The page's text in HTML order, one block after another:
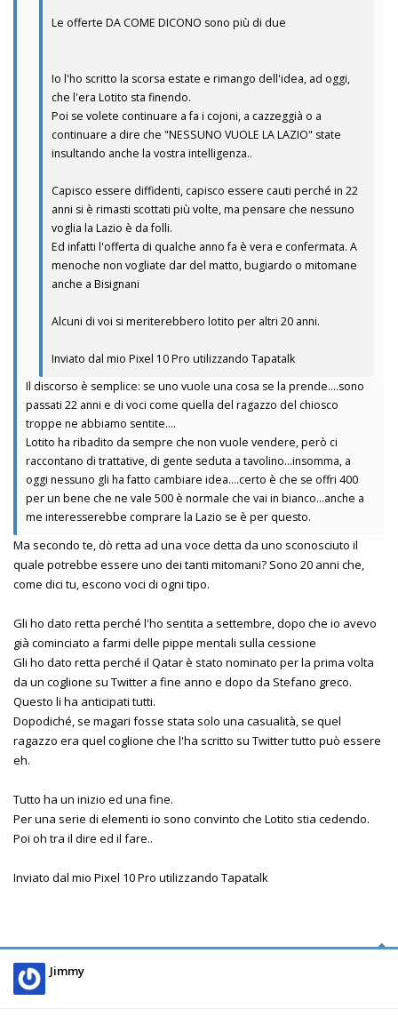
Le offerte DA COME DICONO sono più di due
Io l'ho scritto la scorsa estate e rimango dell'idea, ad oggi,
che l'era Lotito sta finendo.
Poi se volete continuare a fa i cojoni, a cazzeggià o a
continuare a dire che "NESSUNO VUOLE LA LAZIO" state
insultando anche la vostra intelligenza..
Capisco essere diffidenti, capisco essere cauti perché in 22
anni si è rimasti scottati più volte, ma pensare che nessuno
voglia la Lazio è da folli.
Ed infatti l'offerta di qualche anno fa è vera e confermata. A
menoche non vogliate dar del matto, bugiardo o mitomane
anche a Bisignani
Alcuni di voi si meriterebbero lotito per altri 20 anni.
Inviato dal mio Pixel 10 Pro utilizzando Tapatalk
Il discorso è semplice: se uno vuole una cosa se la prende….sono
passati 22 anni e di voci come quella del ragazzo del chiosco
troppe ne abbiamo sentite….
Lotito ha ribadito da sempre che non vuole vendere, però ci
raccontano di trattative, di gente seduta a tavolino…insomma, a
oggi nessuno gli ha fatto cambiare idea….certo è che se offri 400
per un bene che ne vale 500 è normale che vai in bianco…anche a
me interesserebbe comprare la Lazio se è per questo.
Ma secondo te, dò retta ad una voce detta da uno sconosciuto il
quale potrebbe essere uno dei tanti mitomani? Sono 20 anni che,
come dici tu, escono voci di ogni tipo.
Gli ho dato retta perché l'ho sentita a settembre, dopo che io avevo
già cominciato a farmi delle pippe mentali sulla cessione
Gli ho dato retta perché il Qatar è stato nominato per la prima volta
da un coglione su Twitter a fine anno e dopo da Stefano greco.
Questo li ha anticipati tutti.
Dopodiché, se magari fosse stata solo una casualità, se quel
ragazzo era quel coglione che l'ha scritto su Twitter tutto può essere
eh.
Tutto ha un inizio ed una fine.
Per una serie di elementi io sono convinto che Lotito stia cedendo.
Poi oh tra il dire ed il fare..
Inviato dal mio Pixel 10 Pro utilizzando Tapatalk
Jimmy